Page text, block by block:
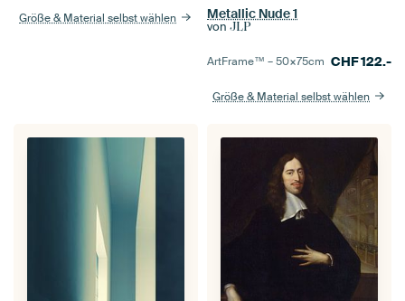
Größe & Material selbst wählen Metallic Nude 1
von JLP
ArtFrame™ –50×75cm CHF122.-
Größe & Material selbst wählen